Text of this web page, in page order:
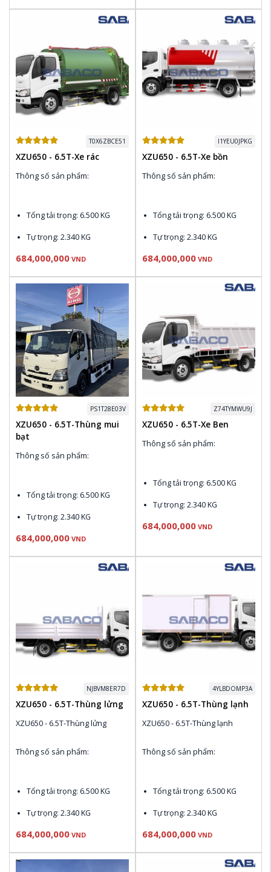
Kích thước bao ngoài (mm):
5,965 x 1,875 x 2,140
Xuất xứ: HINO Nhật Bản
Đóng mới các Loại Thùng
theo yêu cầu của khách
hàng
Kích thước bao ngoài (mm):
5,965 x 1,875 x 2,140
Xuất xứ: HINO Nhật Bản
Đóng mới các Loại Thùng
theo yêu cầu của khách
T0X6ZBCE51
XZU650 - 6.5T-Xe rác
Thông số sản phẩm:
Tổng tải trọng: 6.500 KG
Tự trọng: 2.340 KG
Động cơ N04C-WK Euro 4:
Thùng nhiên liệu
Điều hòa Denso, CD & AM /
FM Radio
684,000,000 VND
I1YEU0JPKG
XZU650 - 6.5T-Xe bồn
Thông số sản phẩm:
Tổng tải trọng: 6.500 KG
Tự trọng: 2.340 KG
Động cơ N04C-WK Euro 4:
: 100L
Điều hòa Denso, CD & AM /
FM Radio
684,000,000 VND
PS1T28E03V
XZU650 - 6.5T-Thùng mui
bạt
Thông số sản phẩm:
Tổng tải trọng: 6.500 KG
Tự trọng: 2.340 KG
Động cơ N04C-WK Euro 4:
: 100L
684,000,000 VND
Z74TYMWU9J
XZU650 - 6.5T-Xe Ben
Thông số sản phẩm:
Tổng tải trọng: 6.500 KG
Tự trọng: 2.340 KG
Động cơ N04C-WK Euro 4:
Thùng nhiên liệu: 100L
684,000,000 VND
NJBVM8ER7D
XZU650 - 6.5T-Thùng lửng
XZU650 - 6.5T-Thùng lửng
Thông số sản phẩm:
Tổng tải trọng: 6.500 KG
Tự trọng: 2.340 KG
Động cơ N04C-WK Euro 4:
684,000,000 VND
4YLBDOMP3A
XZU650 - 6.5T-Thùng lạnh
XZU650 - 6.5T-Thùng lạnh
Thông số sản phẩm:
Tổng tải trọng: 6.500 KG
Tự trọng: 2.340 KG
Động cơ N04C-WK Euro 4:
: 100L
684,000,000 VND